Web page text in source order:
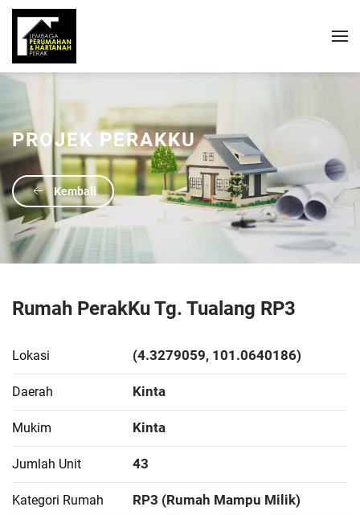
PROJEK PERAKKU
Kembali
Rumah PerakKu Tg. Tualang RP3
Lokasi (4.3279059, 101.0640186)
Daerah Kinta
Mukim Kinta
Jumlah Unit 43
Kategori Rumah RP3 (Rumah Mampu Milik)